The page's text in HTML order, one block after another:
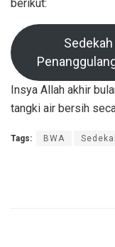
berikut:
Insya Allah akhir
tangki air bersih
Tags: BWA